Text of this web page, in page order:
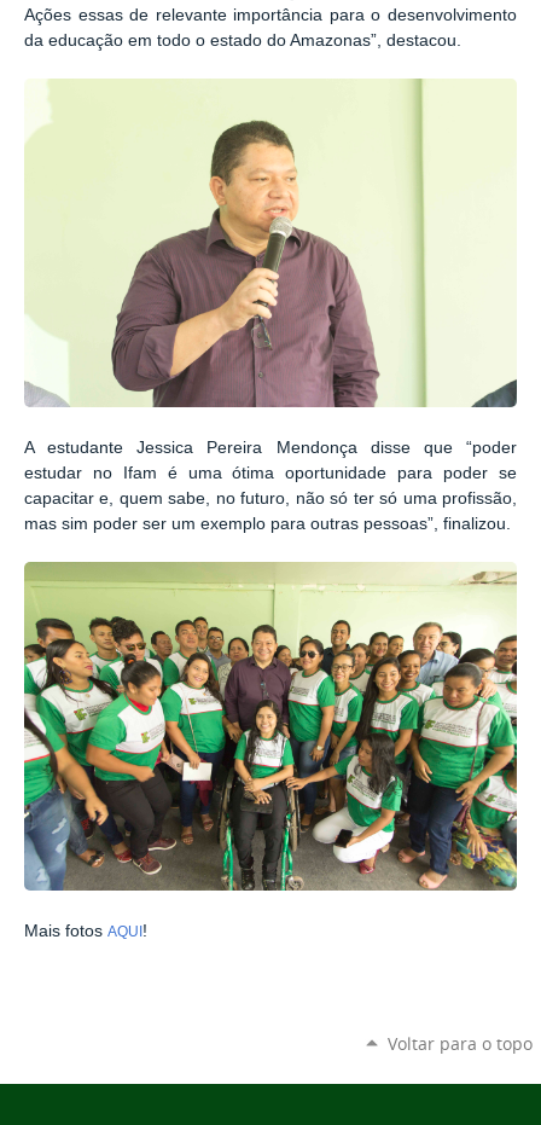
Ações essas de relevante importância para o desenvolvimento
da educação em todo o estado do Amazonas”, destacou.
A estudante Jessica Pereira Mendonça disse que “poder
estudar no Ifam é uma ótima oportunidade para poder se
capacitar e, quem sabe, no futuro, não só ter só uma profissão,
mas sim poder ser um exemplo para outras pessoas”, finalizou.
Mais fotos AQUI !
Voltar para o topo